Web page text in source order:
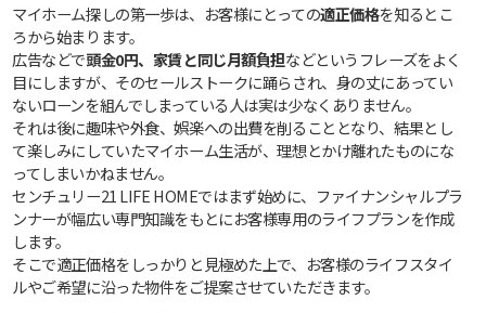
マイホーム探しの第一歩は、お客様にとっての適正価格を知るとこ
ろから始まります。
広告などで頭金0円、家賃と同じ月額負担などというフレーズをよく
目にしますが、そのセールストークに踊らされ、身の丈にあってい
ないローンを組んでしまっている人は実は少なくありません。
それは後に趣味や外食、娯楽への出費を削ることとなり、結果とし
て楽しみにしていたマイホーム生活が、理想とかけ離れたものにな
ってしまいかねません。
センチュリー21 LIFE HOMEではまず始めに、ファイナンシャルプラ
ンナーが幅広い専門知識をもとにお客様専用のライフプランを作成
します。
そこで適正価格をしっかりと見極めた上で、お客様のライフスタイ
ルやご希望に沿った物件をご提案させていただきます。